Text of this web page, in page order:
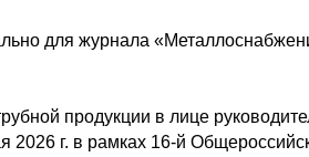
для журнала
продукции в лице
2026 г. в рамках 16-й